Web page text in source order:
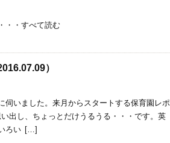
・・すべて読む
）
伺いました。来月からスタートする保育園レポ
出し、ちょっとだけうるうる・・・です。英
ろい […]